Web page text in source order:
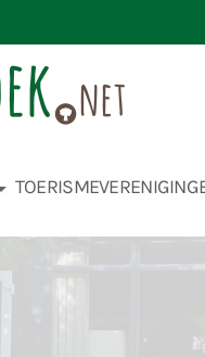
TOERISME